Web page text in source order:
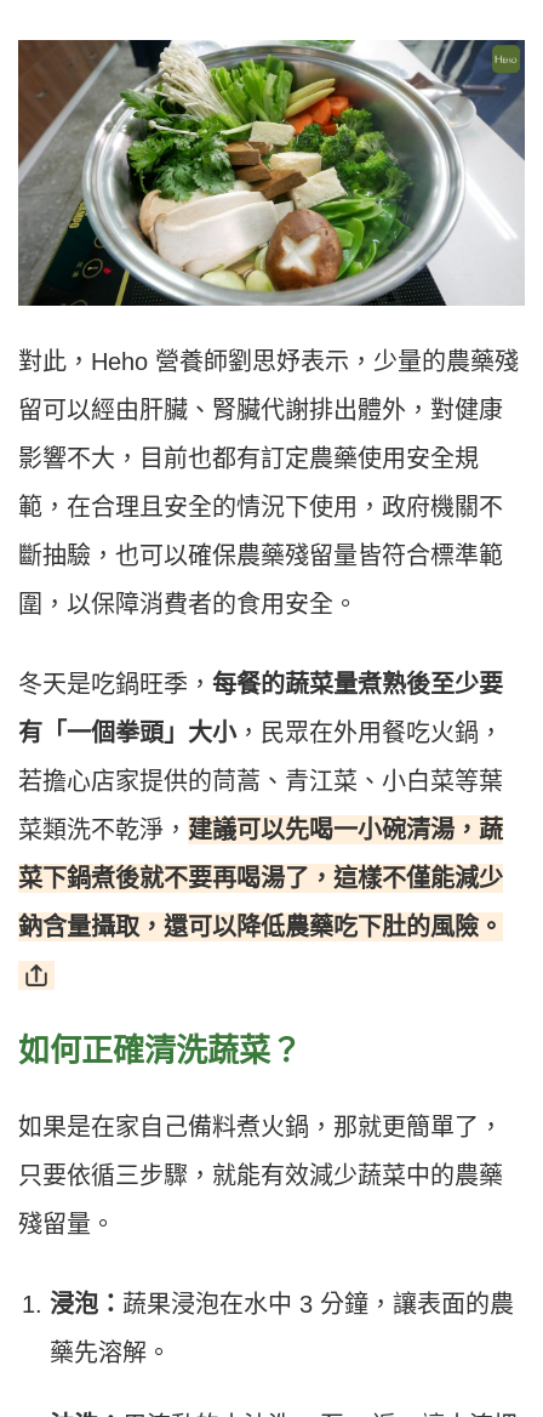
對此，Heho 營養師劉思妤表示，少量的農藥殘
留可以經由肝臟、腎臟代謝排出體外，對健康
影響不大，目前也都有訂定農藥使用安全規
範，在合理且安全的情況下使用，政府機關不
斷抽驗，也可以確保農藥殘留量皆符合標準範
圍，以保障消費者的食用安全。
冬天是吃鍋旺季， 每餐的蔬菜量煮熟後至少要
有「一個拳頭」大小，民眾在外用餐吃火鍋，
若擔心店家提供的茼蒿、青江菜、小白菜等葉
菜類洗不乾淨， 建議可以先喝一小碗清湯，蔬
菜下鍋煮後就不要再喝湯了，這樣不僅能減少
鈉含量攝取，還可以降低農藥吃下肚的風險。
如何正確清洗蔬菜？
如果是在家自己備料煮火鍋，那就更簡單了，
只要依循三步驟，就能有效減少蔬菜中的農藥
殘留量。
浸泡： 蔬果浸泡在水中 3 分鐘，讓表面的農
藥先溶解。